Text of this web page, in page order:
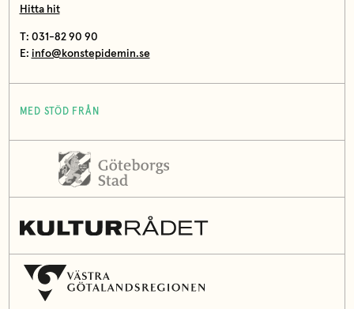
Hitta hit
T: 031-82 90 90
E: info@konstepidemin.se
MED STÖD FRÅN